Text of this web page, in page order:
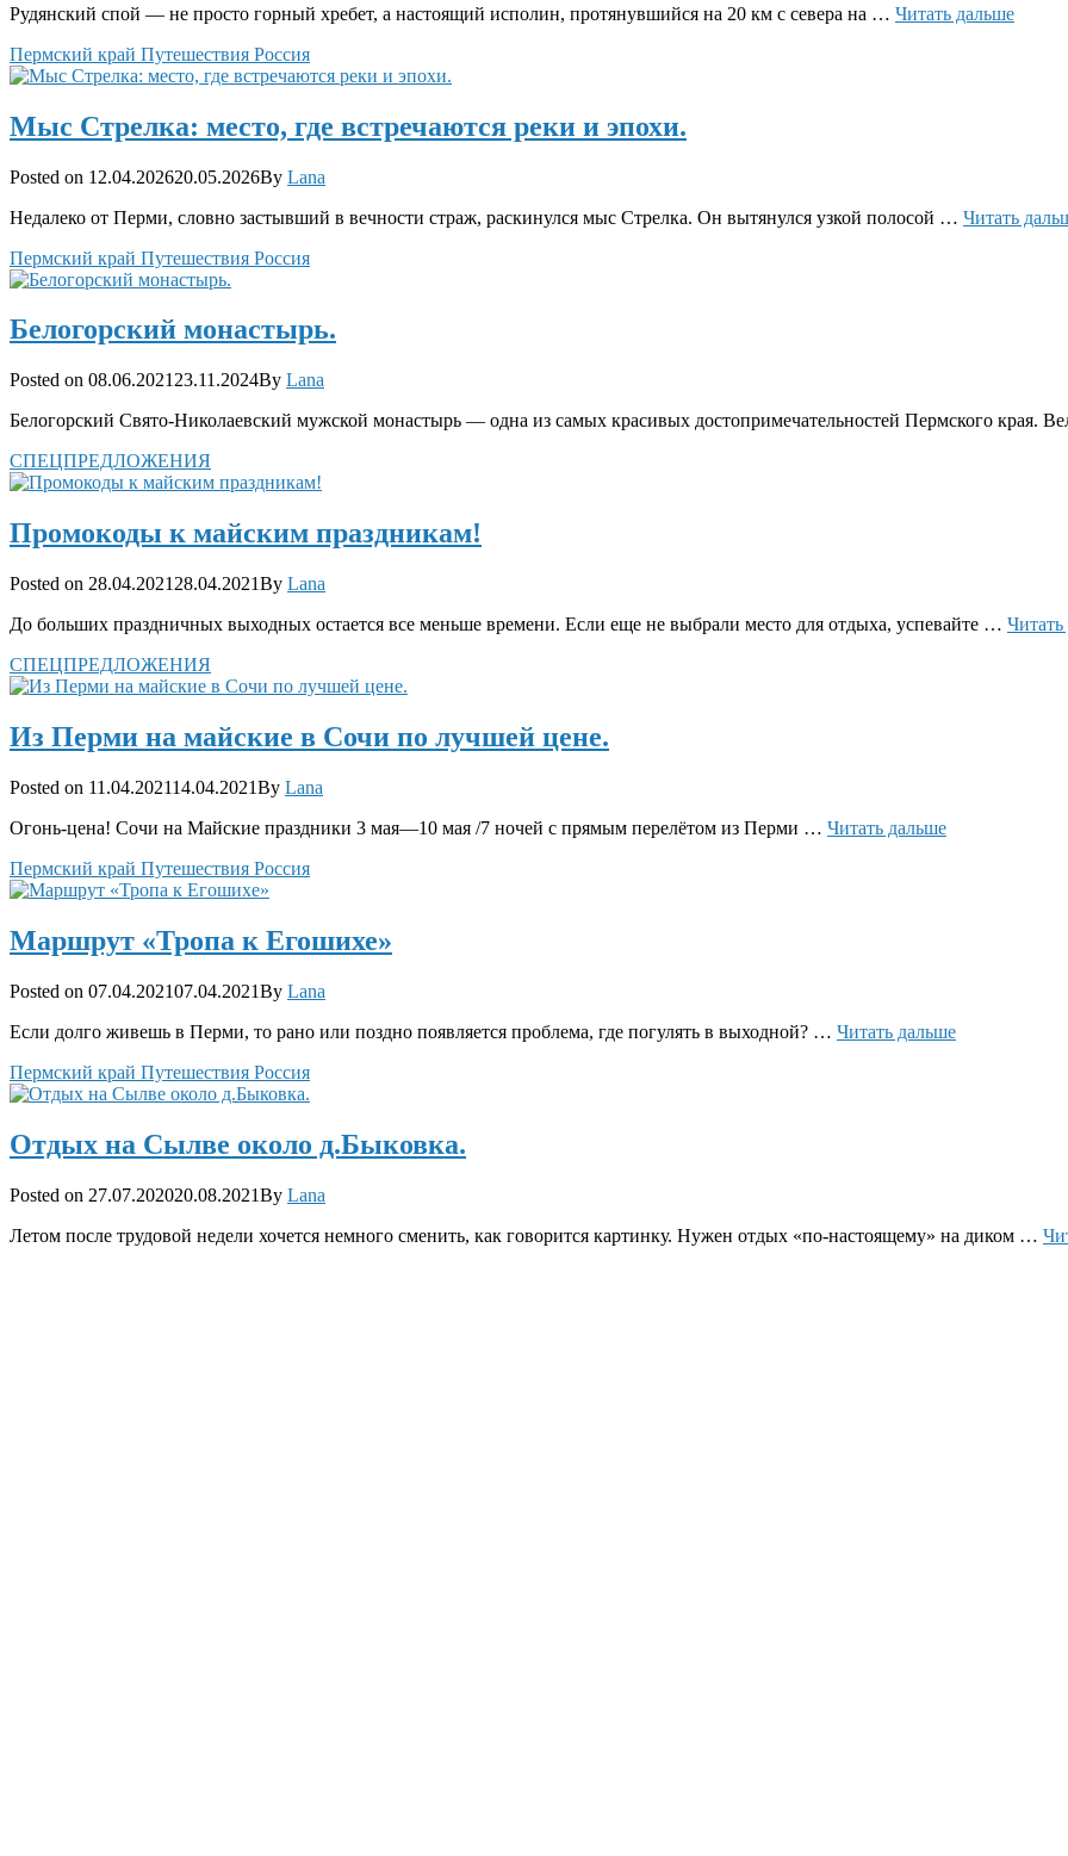
Рудянский спой — не просто горный хребет, а настоящий исполин, протянувшийся на 20 км с севера на … Читать дальше
Categories
Пермский край Путешествия Россия
Мыс Стрелка: место, где встречаются реки и эпохи.
Posted on Posted
12.04.202620.05.2026By Lana
Недалеко от Перми, словно застывший в вечности страж, раскинулся мыс Стрелка. Он вытянулся узкой полосой … Читать
Categories
Пермский край Путешествия Россия
Белогорский монастырь.
Posted on Posted
08.06.2021 23.11.2024By Lana
Белогорский Свято-Николаевский мужской монастырь — одна из самых красивых достопримечательностей Пермского края.
Categories
СПЕЦПРЕДЛОЖЕНИЯ
Промокоды к майским праздникам!
Posted on Posted
28.04.2021 28.04.2021By Lana
До больших праздничных выходных остается все меньше времени. Если еще не выбрали место для отдыха, успевайте …
Categories
СПЕЦПРЕДЛОЖЕНИЯ
Из Перми на майские в Сочи по лучшей цене.
Posted on Posted
11.04.202114.04.2021By Lana
Огонь-цена! Сочи на Майские праздники 3 мая—10 мая /7 ночей с прямым перелётом из Перми … Читать дальшеИз
Categories
Пермский край Путешествия Россия
Маршрут «Тропа к Егошихе»
Posted on Posted
07.04.202107.04.2021By Lana
Если долго живешь в Перми, то рано или поздно появляется проблема, где погулять в выходной? … Читать дальшеМаршрут
Categories
Пермский край Путешествия Россия
Отдых на Сылве около д.Быковка.
Posted on Posted
27.07.202020.08.2021By Lana
Летом после трудовой недели хочется немного сменить, как говорится картинку. Нужен отдых «по-настоящему» на диком …